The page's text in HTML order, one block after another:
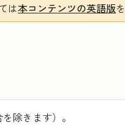
は本コンテンツの英語版
除きます）。